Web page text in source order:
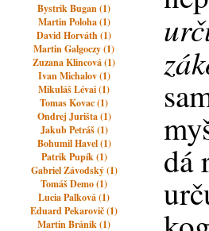
Bystrik Bugan (1)
Martin Poloha (1)
David Horváth (1)
Martin Galgoczy (1)
Zuzana Klincová (1)
Ivan Michalov (1)
Mikuláš Lévai (1)
Tomas Kovac (1)
Ondrej Jurišta (1)
Jakub Petráš (1)
Bohumil Havel (1)
Patrik Pupík (1)
Gabriel Závodský (1)
Tomáš Demo (1)
Lucia Palková (1)
Eduard Pekarovič (1)
Martin Bránik (1)
dá